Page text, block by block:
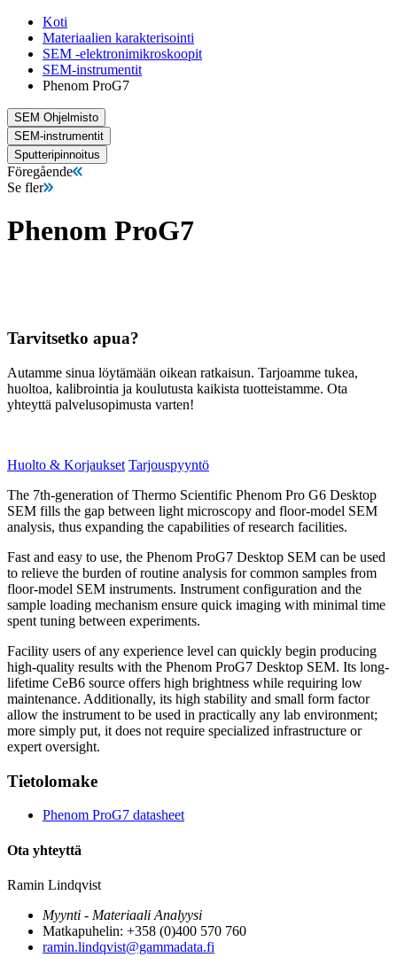
Koti
Materiaalien karakterisointi
SEM -elektronimikroskoopit
SEM-instrumentit
Phenom ProG7
SEM Ohjelmisto
SEM-instrumentit
Sputteripinnoitus
Föregående
Se fler
Phenom ProG7
Tarvitsetko apua?
Autamme sinua löytämään oikean ratkaisun. Tarjoamme tukea,
huoltoa, kalibrointia ja koulutusta kaikista tuotteistamme. Ota
yhteyttä palvelusopimusta varten!
Huolto & Korjaukset Tarjouspyyntö
The 7th-generation of Thermo Scientific Phenom Pro G6 Desktop
SEM fills the gap between light microscopy and floor-model SEM
analysis, thus expanding the capabilities of research facilities.
Fast and easy to use, the Phenom ProG7 Desktop SEM can be used
to relieve the burden of routine analysis for common samples from
floor-model SEM instruments. Instrument configuration and the
sample loading mechanism ensure quick imaging with minimal time
spent tuning between experiments.
Facility users of any experience level can quickly begin producing
high-quality results with the Phenom ProG7 Desktop SEM. Its long-
lifetime CeB6 source offers high brightness while requiring low
maintenance. Additionally, its high stability and small form factor
allow the instrument to be used in practically any lab environment;
more simply put, it does not require specialized infrastructure or
expert oversight.
Tietolomake
Phenom ProG7 datasheet
Ota yhteyttä
Ramin Lindqvist
Myynti - Materiaali Analyysi
Matkapuhelin: +358 (0)400 570 760
ramin.lindqvist@gammadata.fi